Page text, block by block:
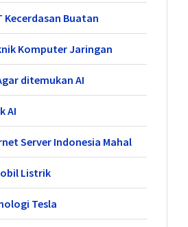
Kecerdasan Buatan
Komputer Jaringan
ditemukan AI
AI
Server Indonesia Mahal
Listrik
Tesla